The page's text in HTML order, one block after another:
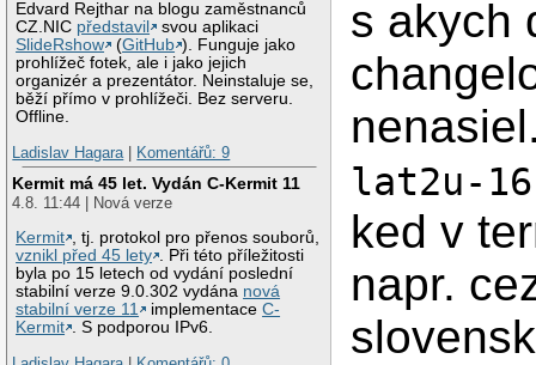
Edvard Rejthar na blogu zaměstnanců
CZ.NIC představil
svou aplikaci
SlideRshow
(GitHub ). Funguje jako
prohlížeč fotek, ale i jako jejich
organizér a prezentátor. Neinstaluje se,
běží přímo v prohlížeči. Bez serveru.
Offline.
Ladislav Hagara | Komentářů: 9
Kermit má 45 let. Vydán C-Kermit 11
4.8. 11:44 | Nová verze
Kermit , tj. protokol pro přenos souborů,
vznikl před 45 lety . Při této příležitosti
byla po 15 letech od vydání poslední
stabilní verze 9.0.302 vydána nová
stabilní verze 11
implementaceC-
Kermit . S podporou IPv6.
s akych
lat2u-16
ked v
napr.